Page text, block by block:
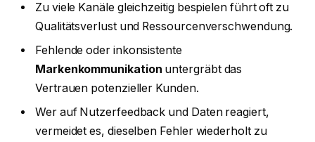
Zu viele Kanäle gleichzeitig bespielen führt oft zu
Qualitätsverlust und Ressourcenverschwendung.
Fehlende oder inkonsistente
Markenkommunikation untergräbt das
Vertrauen potenzieller Kunden.
Wer auf Nutzerfeedback und Daten reagiert,
vermeidet es, dieselben Fehler wiederholt zu